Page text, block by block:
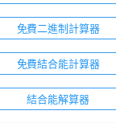
免費二進制計算器
免費結合能計算器
結合能解算器